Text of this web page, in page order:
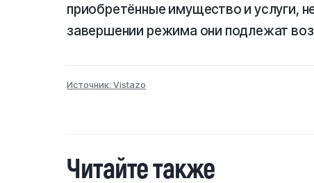
приобретённые имущество и услуги,
завершении режима они подлежат
Источник: Vistazo
Читайте также